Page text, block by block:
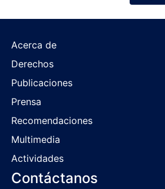
Acerca de
Derechos
Publicaciones
Prensa
Recomendaciones
Multimedia
Actividades
Contáctanos